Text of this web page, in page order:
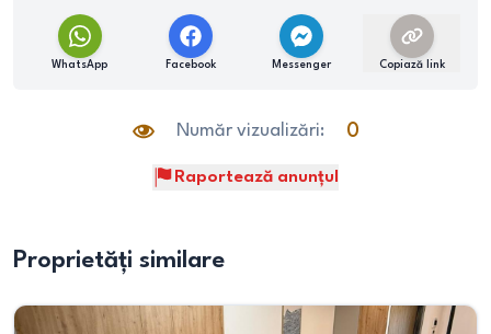
WhatsApp Facebook Messenger Copiază link
Număr vizualizări: 0
Raportează anunțul
Proprietăți similare